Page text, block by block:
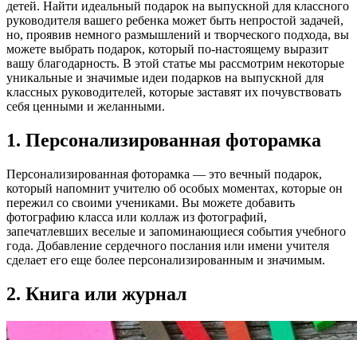
детей. Найти идеальный подарок на выпускной для классного
руководителя вашего ребенка может быть непростой задачей,
но, проявив немного размышлений и творческого подхода, вы
можете выбрать подарок, который по-настоящему выразит
вашу благодарность. В этой статье мы рассмотрим некоторые
уникальные и значимые идеи подарков на выпускной для
классных руководителей, которые заставят их почувствовать
себя ценными и желанными.
1. Персонализированная фоторамка
Персонализированная фоторамка — это вечный подарок,
который напомнит учителю об особых моментах, которые он
пережил со своими учениками. Вы можете добавить
фотографию класса или коллаж из фотографий,
запечатлевших веселые и запоминающиеся события учебного
года. Добавление сердечного послания или имени учителя
сделает его еще более персонализированным и значимым.
2. Книга или журнал